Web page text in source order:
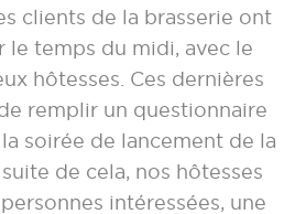
clients de la brasserie ont
le temps du midi, avec le
hôtesses. Ces dernières
remplir un questionnaire
soirée de lancement de la
suite de cela, nos hôtesses
intéressées, une